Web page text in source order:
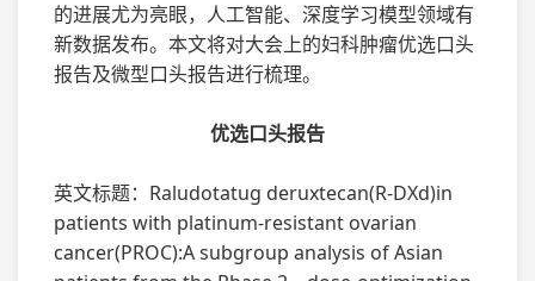
的进展尤为亮眼，人工智能、深度学习模型领域有
新数据发布。本文将对大会上的妇科肿瘤优选口头
报告及微型口头报告进行梳理。
优选口头报告
英文标题：Raludotatug deruxtecan(R-DXd)in
patients with platinum-resistant ovarian
cancer(PROC):A subgroup analysis of Asian